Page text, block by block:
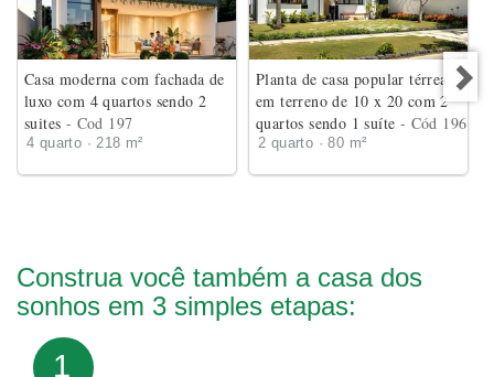
Casa moderna com fachada de
luxo com 4 quartos sendo 2
suites - Cod 197
4 quarto · 218 m²
Planta de casa popular térrea
em terreno de 10 x 20 com 2
quartos sendo 1 suíte - Cód 196
2 quarto · 80 m²
Construa você também a casa dos
sonhos em 3 simples etapas:
1